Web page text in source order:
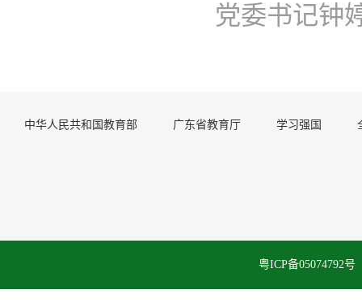
党委书记钟
中华人民共和国教育部 广东省教育厅 学习强国
粤ICP备05074792